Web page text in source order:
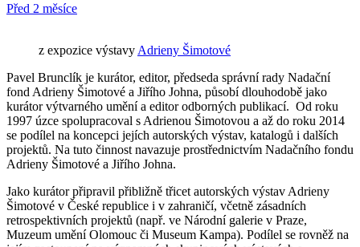
Před 2 měsíce
z expozice výstavy Adrieny Šimotové
Pavel Brunclík je kurátor, editor, předseda správní rady Nadační
fond Adrieny Šimotové a Jiřího Johna, působí dlouhodobě jako
kurátor výtvarného umění a editor odborných publikací. Od roku
1997 úzce spolupracoval s Adrienou Šimotovou a až do roku 2014
se podílel na koncepci jejích autorských výstav, katalogů i dalších
projektů. Na tuto činnost navazuje prostřednictvím Nadačního fondu
Adrieny Šimotové a Jiřího Johna.
Jako kurátor připravil přibližně třicet autorských výstav Adrieny
Šimotové v České republice i v zahraničí, včetně zásadních
retrospektivních projektů (např. ve Národní galerie v Praze,
Muzeum umění Olomouc či Museum Kampa). Podílel se rovněž na